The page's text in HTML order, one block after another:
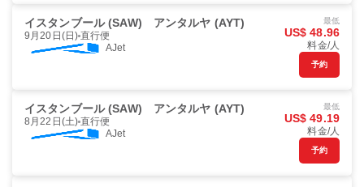
イスタンブール (SAW) アンタルヤ (AYT)
9月20日(日) 直行便
AJet
最低
US$ 48.96
料金/人
予約
イスタンブール (SAW) アンタルヤ (AYT)
8月22日(土) 直行便
AJet
最低
US$ 49.19
料金/人
予約